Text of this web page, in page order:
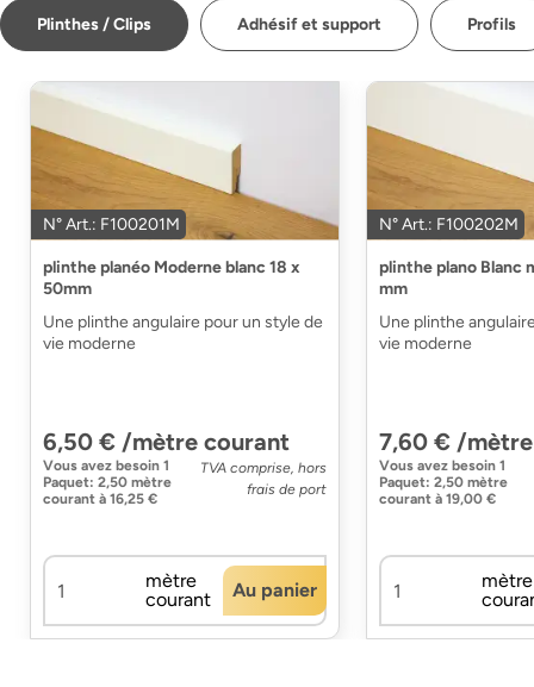
Plinthes / Clips Adhésif et support Profils
N° Art.: F100201M
plinthe planéo Moderne blanc 18 x
50mm
Une plinthe angulaire pour un style de
vie moderne
6,50 € /mètre courant
Vous avez besoin 1
Paquet: 2,50 mètre
courant à 16,25 €
TVA comprise, hors
frais de port
mètre
courant
Au panier
N° Art.: F100202M
plinthe plano Blanc
mm
Une plinthe
vie moderne
7,60 € /
Vous avez besoin 1
Paquet: 2,50 mètre
courant à 19,00 €
mètre